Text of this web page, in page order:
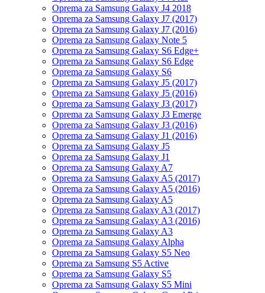
Oprema za Samsung Galaxy J4 2018
Oprema za Samsung Galaxy J7 (2017)
Oprema za Samsung Galaxy J7 (2016)
Oprema za Samsung Galaxy Note 5
Oprema za Samsung Galaxy S6 Edge+
Oprema za Samsung Galaxy S6 Edge
Oprema za Samsung Galaxy S6
Oprema za Samsung Galaxy J5 (2017)
Oprema za Samsung Galaxy J5 (2016)
Oprema za Samsung Galaxy J3 (2017)
Oprema za Samsung Galaxy J3 Emerge
Oprema za Samsung Galaxy J3 (2016)
Oprema za Samsung Galaxy J1 (2016)
Oprema za Samsung Galaxy J5
Oprema za Samsung Galaxy J1
Oprema za Samsung Galaxy A7
Oprema za Samsung Galaxy A5 (2017)
Oprema za Samsung Galaxy A5 (2016)
Oprema za Samsung Galaxy A5
Oprema za Samsung Galaxy A3 (2017)
Oprema za Samsung Galaxy A3 (2016)
Oprema za Samsung Galaxy A3
Oprema za Samsung Galaxy Alpha
Oprema za Samsung Galaxy S5 Neo
Oprema za Samsung S5 Active
Oprema za Samsung Galaxy S5
Oprema za Samsung Galaxy S5 Mini